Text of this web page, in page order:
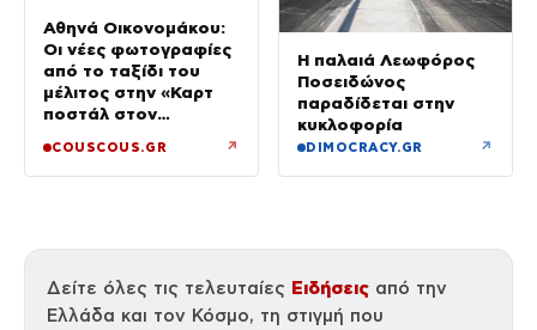
Αθηνά Οικονομάκου:
Οι νέες φωτογραφίες
από το ταξίδι του
μέλιτος στην «Καρτ
ποστάλ στον
COUSCOUS.GR ↗
Η παλαιά Λεωφόρος
Ποσειδώνος
παραδίδεται στην
κυκλοφορία
DIMOCRACY.GR ↗
Δείτε όλες τις τελευταίες Ειδήσεις από την
Ελλάδα και τον Κόσμο, τη στιγμή που